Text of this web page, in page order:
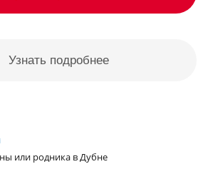
Узнать подробнее
или родника в Дубне